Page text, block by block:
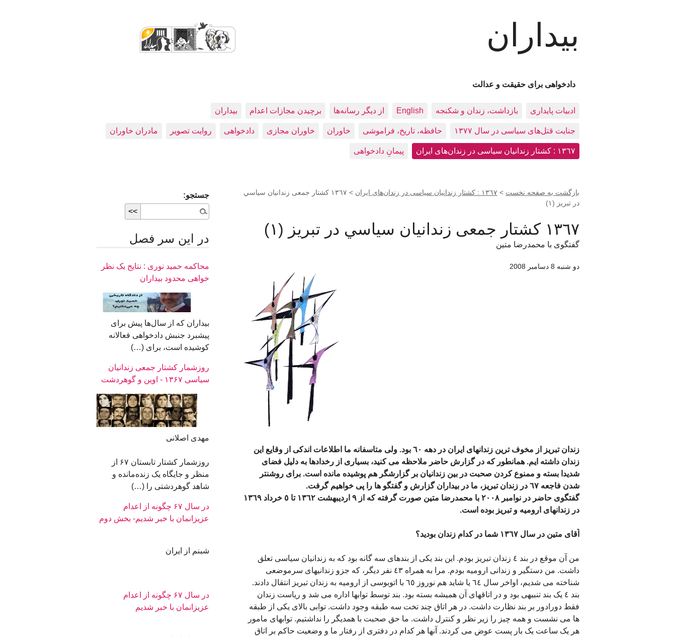
بیداران
دادخواهی برای حقیقت و عدالت
ادبيات پايداری بازداشت، زندان و شکنجه English از دیگر رسانه‌ها برچیدن مجازات اعدام بيداران
جنایت قتل‌های سیاسی در سال ۱۳۷۷ حافظه، تاريخ، فراموشی خاوران خاوران مجازی دادخواهی روایت تصویر مادران خاوران
١٣٦٧ : کشتار زندانيان سياسی در زندان‌های ایران پیمانِ دادخواهی
بازگشت به صفحه نخست > ١٣٦٧ : کشتار زندانيان سياسی در زندان‌های ایران >
١٣٦٧ کشتار جمعی زندانيان سياسي
در تبریز (١)
١٣٦٧ کشتار جمعی زندانيان سياسي در تبریز (١)
گفتگوی با محمدرضا متین
دو شنبه 8 دسامبر 2008
زندان تبریز از مخوف ترین زندانهای ایران در دهه ٦٠ بود. ولی متاسفانه ما اطلاعات اندکی از وقایع این
زندان داشته ایم. همانطور که در گزارش حاضر ملاحظه می کنید، بسیاری از رخدادها به دلیل فضای
شدیدا بسته و ممنوع کردن صحبت در بین زندانیان بر گزارشگر هم پوشیده مانده است. برای روشنتر
شدن فاجعه ٦٧ در زندان تبریز، ما در بیداران گزارش و گفتگو ها را پی خواهیم گرفت.
گفتگوی حاضر در نوامبر ٢٠٠٨ با محمدرضا متین صورت گرفته که از ٩ اردیبهشت ١٣٦٢ تا ٥ خرداد ١٣٦٩
در زندانهای ارومیه و تبریز بوده است.
آقای متین در سال ١٣٦٧ شما در کدام زندان بودید؟
من آن موقع در بند ٤ زندان تبریز بودم. این بند یکی از بندهای سه گانه بود که به زندانیان سیاسی تعلق
داشت. من دستگیر و زندانی ارومیه بودم. مرا به همراه ٤٣ نفر دیگر، که جزو زندانیهای سرموضعی
شناخته می شدیم، اواخر سال ٦٤ یا شاید هم نوروز ٦٥ با اتوبوسی از ارومیه به زندان تبریز انتقال دادند.
بند ٤ یک بند تنبیهی بود و در اتاقهای آن همیشه بسته بود. بند توسط توابها اداره می شد و ریاست زندان
فقط دورادور بر بند نظارت داشت. در هر اتاق چند تخت سه طبقه وجود داشت. توابی بالای یکی از طبقه
ها می نشست و همه چیز را زیر نظر و کنترل داشت. ما حق صحبت با همدیگر را نداشتیم. توابهای مامور
هر یک ساعت یک بار پست عوض می کردند. آنها هر کدام در دفتری از رفتار ما و وضعیت حاکم بر اتاق
جستجو:
در اين سر فصل
محاکمه حميد نوری : نتايج يک نظر
خواهی محدود بيداران
بيداران که از سال‌ها پیش برای
پیشبرد جنبش دادخواهی فعالانه
کوشیده است، برای (…)
روزشمار کشتار جمعی زندانیان
سیاسی ۱۳۶۷ - اوین و گوهردشت
مهدی اصلانی
روزشمار کشتار تابستان ۶۷ از
منظر و جایگاه یک زنده‌مانده و
شاهد گوهردشتی را (…)
در سال ۶۷ چگونه از اعدام
عزیزانمان با خبر شدیم- بخش دوم
شبنم از ایران
در سال ۶۷ چگونه از اعدام
عزیزانمان با خبر شدیم